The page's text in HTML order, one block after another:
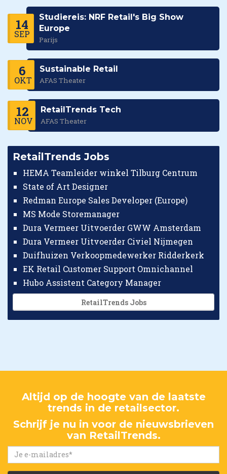
14
SEP
Studiereis: NRF Retail's Big Show
Europe
Parijs
6
OKT
Sustainable Retail
AFAS Theater
12
NOV
RetailTrends Tech
AFAS Theater
RetailTrends Jobs
HEMA Teamleider winkel Tilburg Centrum
State of Art Designer
Redman Europe Sales Developer (Europe)
MS Mode Storemanager
Dura Vermeer Uitvoerder GWW Amsterdam
Dura Vermeer Uitvoerder Civiel Nijmegen
Duifhuizen Verkoopmedewerker Ridderkerk
EK Retail Customer Support Omnichannel
Hubo Assistent Category Manager
RetailTrends Jobs
Altijd op de hoogte van de laatste
trends in de retailsector.
Schrijf je nu in voor de nieuwsbrieven
van RetailTrends.